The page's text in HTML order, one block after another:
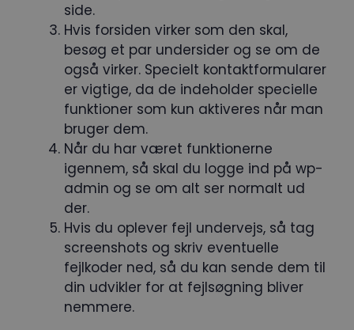
side.
Hvis forsiden virker som den skal,
besøg et par undersider og se om de
også virker. Specielt kontaktformularer
er vigtige, da de indeholder specielle
funktioner som kun aktiveres når man
bruger dem.
Når du har været funktionerne
igennem, så skal du logge ind på wp-
admin og se om alt ser normalt ud
der.
Hvis du oplever fejl undervejs, så tag
screenshots og skriv eventuelle
fejlkoder ned, så du kan sende dem til
din udvikler for at fejlsøgning bliver
nemmere.